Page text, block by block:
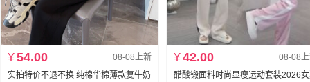
08-08上新
¥54.00
实拍特价不退不换 纯棉华棉薄款复牛奶
08-08
¥42.00
醋酸锻面料时尚显瘦运动套装2026